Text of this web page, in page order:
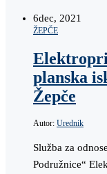
6dec, 2021
ŽEPČE
planska
Žepče
Autor: Urednik
Služba za
Podružnice“